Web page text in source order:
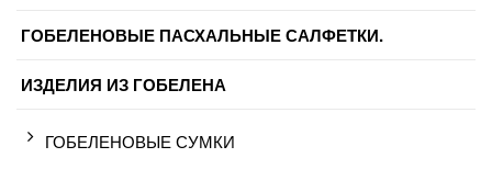
ГОБЕЛЕНОВЫЕ ПАСХАЛЬНЫЕ САЛФЕТКИ.
ИЗДЕЛИЯ ИЗ ГОБЕЛЕНА
ГОБЕЛЕНОВЫЕ СУМКИ